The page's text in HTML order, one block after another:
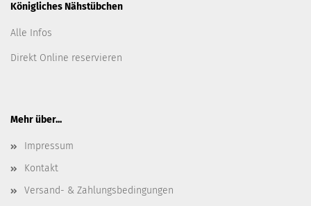
Königliches Nähstübchen
Alle Infos
Direkt Online reservieren
Mehr über...
Impressum
Kontakt
Versand- & Zahlungsbedingungen